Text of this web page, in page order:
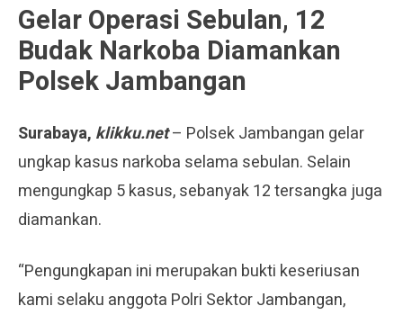
Gelar Operasi Sebulan, 12
Budak Narkoba Diamankan
Polsek Jambangan
Surabaya, klikku.net– Polsek Jambangan gelar
ungkap kasus narkoba selama sebulan. Selain
mengungkap 5 kasus, sebanyak 12 tersangka juga
diamankan.
“Pengungkapan ini merupakan bukti keseriusan
kami selaku anggota Polri Sektor Jambangan,